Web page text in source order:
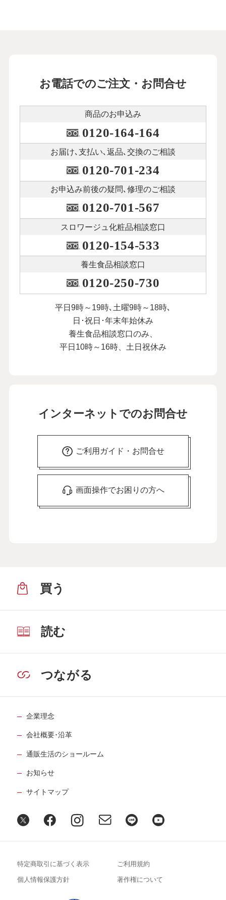
お電話でのご注文・お問合せ
商品のお申込み
0120-164-164
お届け､支払い､ 返品､交換のご相談
0120-701-234
お申込み前後の疑問､修理のご相談
0120-701-567
スロワージュ化粧品相談窓口
0120-154-533
養生食品相談窓口
0120-250-730
平日9時～19時､土曜9時～18時､
日･祝日･年末年始休み
養生食品相談窓口のみ、
平日10時～16時、土日祝休み
インターネットでのお問合せ
ご利用ガイド・お問合せ
画面操作でお困りの方へ
買う
読む
つながる
企業理念
会社概要･沿革
通販生活のショールーム
お知らせ
サイトマップ
特定商取引に基づく表示 ご利用規約
個人情報保護方針 著作権について